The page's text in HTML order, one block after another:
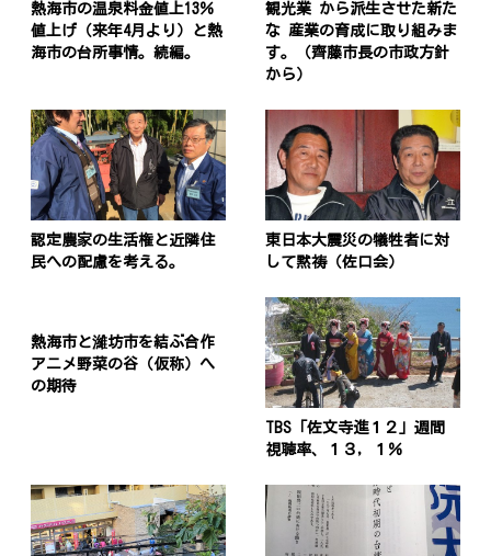
熱海市の温泉料金値上13％
値上げ（来年4月より）と熱
海市の台所事情。続編。
観光業 から派生させた新た
な 産業の育成に取り組みま
す。（齊藤市長の市政方針
から）
認定農家の生活権と近隣住
民への配慮を考える。
東日本大震災の犠牲者に対
して黙祷（佐口会）
熱海市と濰坊市を結ぶ合作
アニメ野菜の谷（仮称）へ
の期待
TBS「佐文寺進１２」週間
視聴率、１３，１％